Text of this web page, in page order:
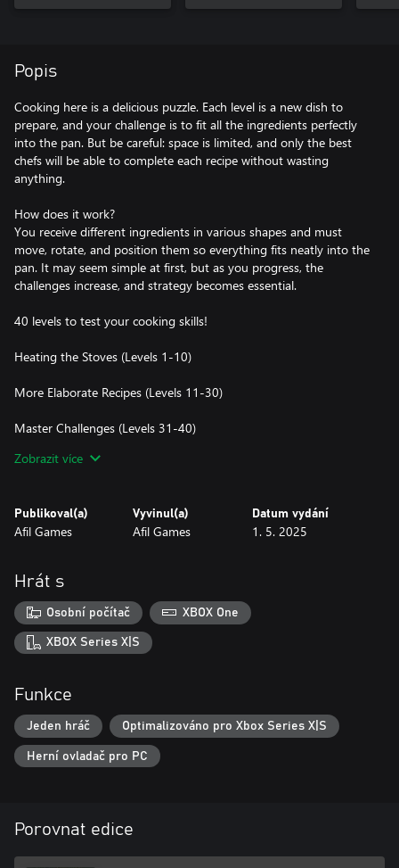
Popis
Cooking here is a delicious puzzle. Each level is a new dish to
prepare, and your challenge is to fit all the ingredients perfectly
into the pan. But be careful: space is limited, and only the best
chefs will be able to complete each recipe without wasting
anything.
How does it work?
You receive different ingredients in various shapes and must
move, rotate, and position them so everything fits neatly into the
pan. It may seem simple at first, but as you progress, the
challenges increase, and strategy becomes essential.
40 levels to test your cooking skills!
Heating the Stoves (Levels 1-10)
More Elaborate Recipes (Levels 11-30)
Master Challenges (Levels 31-40)
With engaging visuals and satisfying effects, Fit and Fry is the
fitting!
Zobrazit více
Publikoval(a)
Afil Games
Vyvinul(a)
Afil Games
Datum vydání
1. 5. 2025
Hrát s
Osobní počítač XBOX One
XBOX Series X|S
Funkce
Jeden hráč Optimalizováno pro Xbox Series X|S
Herní ovladač pro PC
Porovnat edice